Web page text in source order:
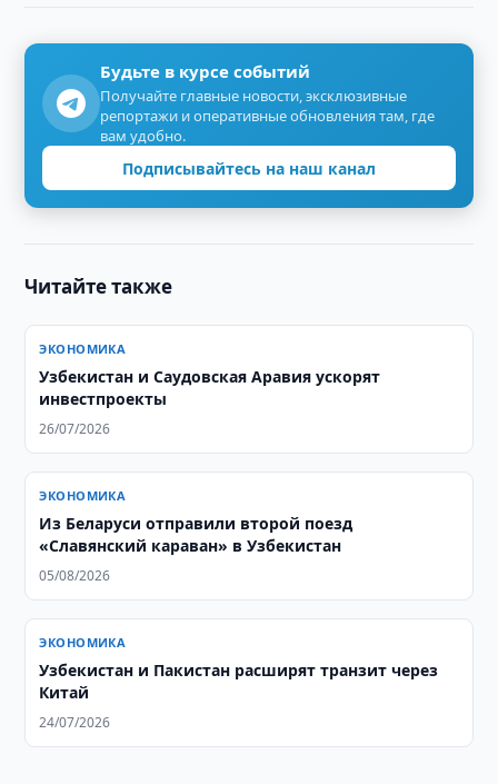
Будьте в курсе событий
Получайте главные новости, эксклюзивные
репортажи и оперативные обновления там, где
вам удобно.
Подписывайтесь на наш канал
Читайте также
ЭКОНОМИКА
Узбекистан и Саудовская Аравия ускорят
инвестпроекты
26/07/2026
ЭКОНОМИКА
Из Беларуси отправили второй поезд
«Славянский караван» в Узбекистан
05/08/2026
ЭКОНОМИКА
Узбекистан и Пакистан расширят транзит через
Китай
24/07/2026